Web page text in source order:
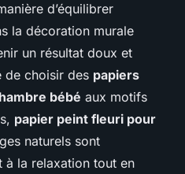
d’équilibrer
la décoration murale
un résultat doux et
de choisir des papiers
bébé aux motifs
papier peint fleuri pour
naturels sont
à la relaxation tout en